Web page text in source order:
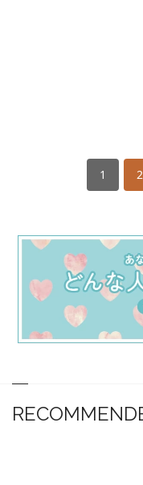
1 2